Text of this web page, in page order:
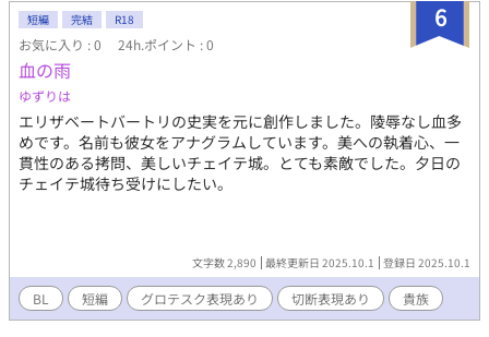
6
短編 完結 R18
お気に入り : 0 24h.ポイント : 0
血の雨
ゆずりは
エリザベートバートリの史実を元に創作しました。陵辱なし血多
めです。名前も彼女をアナグラムしています。美への執着心、一
貫性のある拷問、美しいチェイテ城。とても素敵でした。夕日の
チェイテ城待ち受けにしたい。
文字数 2,890 最終更新日 2025.10.1 登録日 2025.10.1
BL 短編 グロテスク表現あり 切断表現あり 貴族